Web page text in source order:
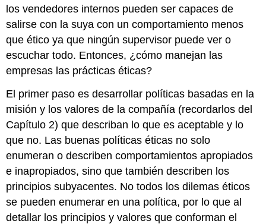
los vendedores internos pueden ser capaces de
salirse con la suya con un comportamiento menos
que ético ya que ningún supervisor puede ver o
escuchar todo. Entonces, ¿cómo manejan las
empresas las prácticas éticas?
El primer paso es desarrollar políticas basadas en la
misión y los valores de la compañía (recordarlos del
Capítulo 2) que describan lo que es aceptable y lo
que no. Las buenas políticas éticas no solo
enumeran o describen comportamientos apropiados
e inapropiados, sino que también describen los
principios subyacentes. No todos los dilemas éticos
se pueden enumerar en una política, por lo que al
detallar los principios y valores que conforman el